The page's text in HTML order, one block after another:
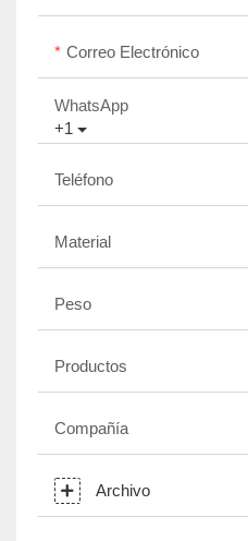
Correo Electrónico
+1
WhatsApp
Teléfono
Material
Peso
Productos
Compañía
Archivo